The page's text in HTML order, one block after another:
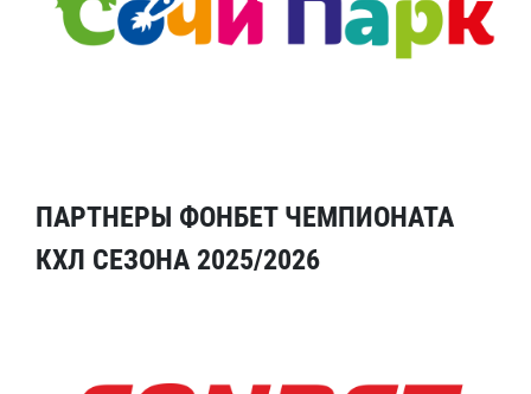
ПАРТНЕРЫ ФОНБЕТ ЧЕМПИОНАТА
КХЛ СЕЗОНА 2025/2026